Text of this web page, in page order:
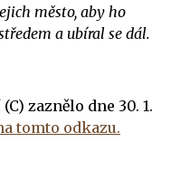
město, aby ho
a ubíral se dál.
zaznělo dne 30. 1.
tomto odkazu.